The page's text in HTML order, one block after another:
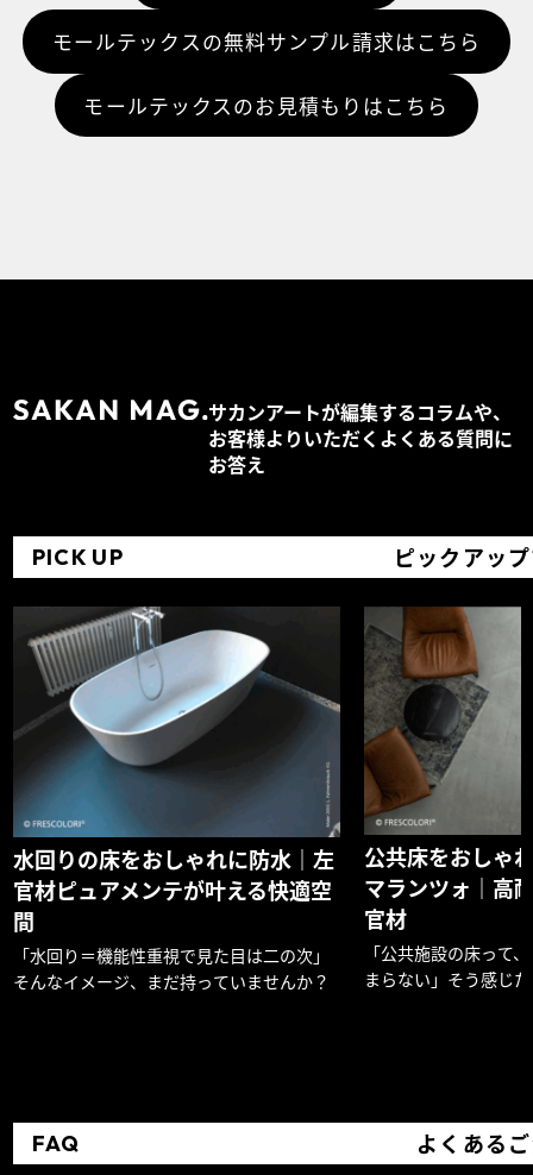
モールテックスの無料サンプル請求はこちら
モールテックスのお見積もりはこちら
サカンアートが編集するコラムや、
お客様よりいただくよくある質問に
お答え
PICK UP ピックアッ
水回りの床をおしゃれに防水｜左
官材ピュアメンテが叶える快適空
間
「水回り＝機能性重視で見た目は二の次」
そんなイメージ、まだ持っていませんか？
公共床をおしゃ
マランツォ｜高
官材
「公共施設の床って
まらない」そう感じ
FAQ よくある